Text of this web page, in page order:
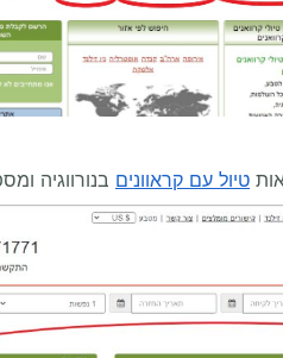
טיול עם קראוונים בנורווגיה